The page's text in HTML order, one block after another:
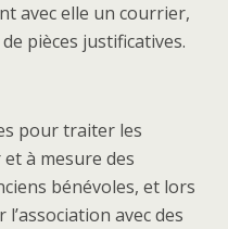
avec elle un courrier,
pièces justificatives.
pour traiter les
à mesure des
bénévoles, et lors
avec des